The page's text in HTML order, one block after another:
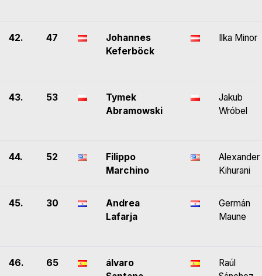
42. 47
Johannes
Keferböck
Ilka Minor
43. 53
Tymek
Abramowski
Jakub
Wróbel
44. 52
Filippo
Marchino
Alexander
Kihurani
45. 30
Andrea
Lafarja
Germán
Maune
46. 65
álvaro
Raúl